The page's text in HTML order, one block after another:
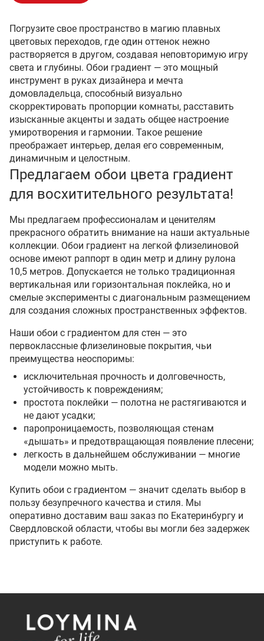
Погрузите свое пространство в магию плавных
цветовых переходов, где один оттенок нежно
растворяется в другом, создавая неповторимую игру
света и глубины. Обои градиент — это мощный
инструмент в руках дизайнера и мечта
домовладельца, способный визуально
скорректировать пропорции комнаты, расставить
изысканные акценты и задать общее настроение
умиротворения и гармонии. Такое решение
преображает интерьер, делая его современным,
динамичным и целостным.
Предлагаем обои цвета градиент
для восхитительного результата!
Мы предлагаем профессионалам и ценителям
прекрасного обратить внимание на наши актуальные
коллекции. Обои градиент на легкой флизелиновой
основе имеют раппорт в один метр и длину рулона
10,5 метров. Допускается не только традиционная
вертикальная или горизонтальная поклейка, но и
смелые эксперименты с диагональным размещением
для создания сложных пространственных эффектов.
Наши обои с градиентом для стен — это
первоклассные флизелиновые покрытия, чьи
преимущества неоспоримы:
исключительная прочность и долговечность,
устойчивость к повреждениям;
простота поклейки — полотна не растягиваются и
не дают усадки;
паропроницаемость, позволяющая стенам
«дышать» и предотвращающая появление плесени;
легкость в дальнейшем обслуживании — многие
модели можно мыть.
Купить обои с градиентом — значит сделать выбор в
пользу безупречного качества и стиля. Мы
оперативно доставим ваш заказ по Екатеринбургу и
Свердловской области, чтобы вы могли без задержек
приступить к работе.